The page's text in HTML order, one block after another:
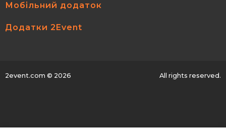
Мобільний додаток
Додатки 2Event
2event.com © 2026 All rights reserved.